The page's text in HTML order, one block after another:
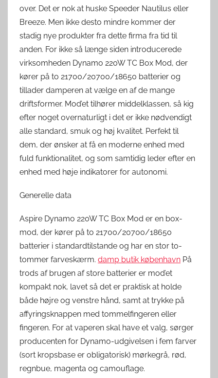
over. Det er nok at huske Speeder Nautilus eller
Breeze. Men ikke desto mindre kommer der
stadig nye produkter fra dette firma fra tid til
anden. For ikke så længe siden introducerede
virksomheden Dynamo 220W TC Box Mod, der
kører på to 21700/20700/18650 batterier og
tillader damperen at vælge en af ​​de mange
driftsformer. Mod’et tilhører middelklassen, så kig
efter noget overnaturligt i det er ikke nødvendigt
alle standard, smuk og høj kvalitet. Perfekt til
dem, der ønsker at få en moderne enhed med
fuld funktionalitet, og som samtidig leder efter en
enhed med høje indikatorer for autonomi.
Generelle data
Aspire Dynamo 220W TC Box Mod er en box-
mod, der kører på to 21700/20700/18650
batterier i standardtilstande og har en stor to-
tommer farveskærm. damp butik københavn På
trods af brugen af ​​store batterier er mod’et
kompakt nok, lavet så det er praktisk at holde
både højre og venstre hånd, samt at trykke på
affyringsknappen med tommelfingeren eller
fingeren. For at vaperen skal have et valg, sørger
producenten for Dynamo-udgivelsen i fem farver
(sort kropsbase er obligatorisk) mørkegrå, rød,
regnbue, magenta og camouflage.